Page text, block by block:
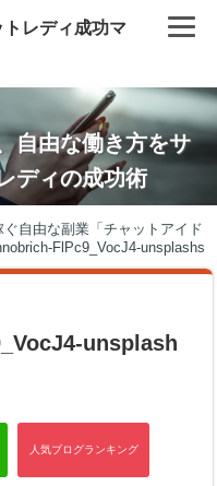
レディ成功マ
自由な働き方をサ
ディの成功術
自由な副業「チャットアイド
FlPc9_VocJ4-unsplashs
unsplash